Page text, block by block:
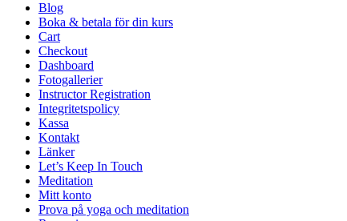
Blog
Boka & betala för din kurs
Cart
Checkout
Dashboard
Fotogallerier
Instructor Registration
Integritetspolicy
Kassa
Kontakt
Länker
Let’s Keep In Touch
Meditation
Mitt konto
Prova på yoga och meditation